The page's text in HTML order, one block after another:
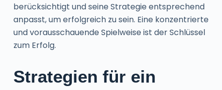
berücksichtigt und seine Strategie entsprechend
anpasst, um erfolgreich zu sein. Eine konzentrierte
und vorausschauende Spielweise ist der Schlüssel
zum Erfolg.
Strategien für ein